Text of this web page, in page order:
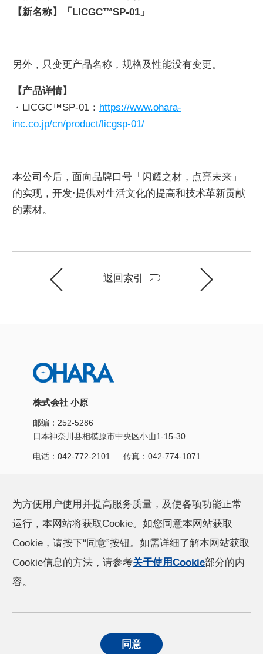
【新名称】「LICGC™SP-01」
另外，只变更产品名称，规格及性能没有变更。
【产品详情】
・LICGC™SP-01： https://www.ohara-
inc.co.jp/cn/product/licgsp-01/
本公司今后，面向品牌口号「闪耀之材，点亮未来」
的实现，开发·提供对生活文化的提高和技术革新贡献
的素材。
返回索引
株式会社 小原
邮编：252-5286
日本神奈川县相模原市中央区小山1-15-30
电话： 042-772-2101 传真：042-774-1071
产品信息 CSR活动
为方便用户使用并提高服务质量，及使各项功能正常
运行，本网站将获取Cookie。如您同意本网站获取
Cookie，请按下“同意”按钮。如需详细了解本网站获取
Cookie信息的方法，请参考关于使用Cookie部分的内
容。
同意